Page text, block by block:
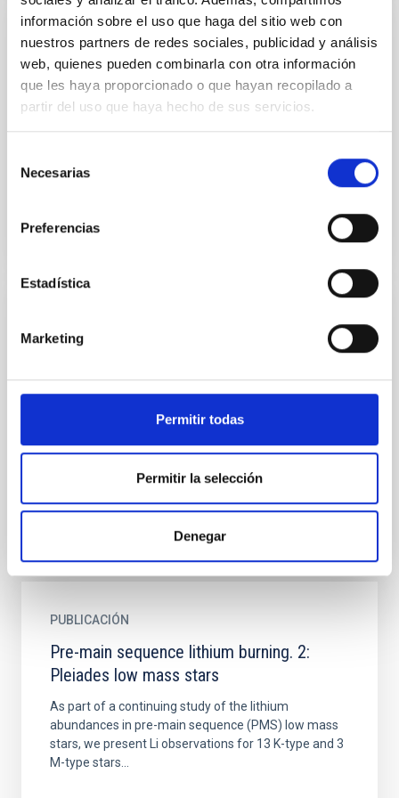
información sobre el uso que haga del sitio web con
nuestros partners de redes sociales, publicidad y análisis
web, quienes pueden combinarla con otra información
que les haya proporcionado o que hayan recopilado a
partir del uso que haya hecho de sus servicios.
Necesarias
Preferencias
Estadística
Marketing
Permitir todas
Permitir la selección
Denegar
PUBLICACIÓN
Near infrared-IRAS candidates for
molecular outflows in LYNDS clouds
On the evolutionary status of two very
active visual binaries
are two nearby very active cool stars. Both have
strong Li I (lambda)6708 resonance lines, implying
PUBLICACIÓN
Pre-main sequence lithium burning. 2:
Pleiades low mass stars
As part of a continuing study of the lithium
abundances in pre-main sequence (PMS) low mass
stars, we present Li observations for 13 K-type and 3
M-type stars...